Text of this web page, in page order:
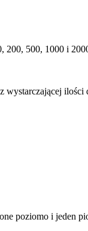
500, 1000 i
poziomo i jeden